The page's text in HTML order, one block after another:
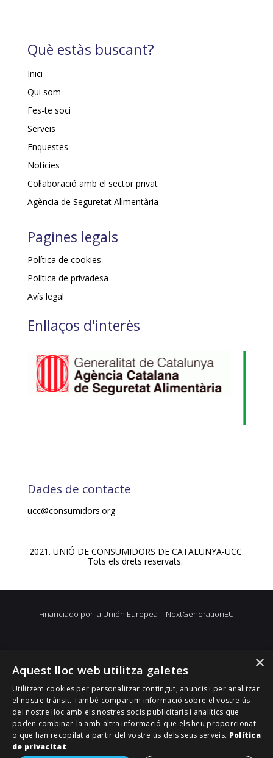
Què estàs buscant?
Inici
Qui som
Fes-te soci
Serveis
Enquestes
Notícies
Col·laboració amb el sector privat
Agència de Seguretat Alimentària
Pagines legals
Política de cookies
Política de privadesa
Avís legal
Enllaços d'interès
Dades de contacte
ucc@consumidors.org
2021. UNIÓ DE CONSUMIDORS DE CATALUNYA-UCC.
Tots els drets reservats.
Financiado por la Unión Europea – NextGenerationEU
×
Aquest lloc web utilitza galetes
Utilitzem cookies per personalitzar contingut, anuncis i per analitzar
el nostre trànsit. També compartim informació sobre el vostre ús
del nostre lloc amb els nostres socis publicitaris i analítics que
poden combinar-la amb altra informació que els heu proporcionat
o que han recopilat a partir del vostre ús dels seus serveis. Política
de privacitat